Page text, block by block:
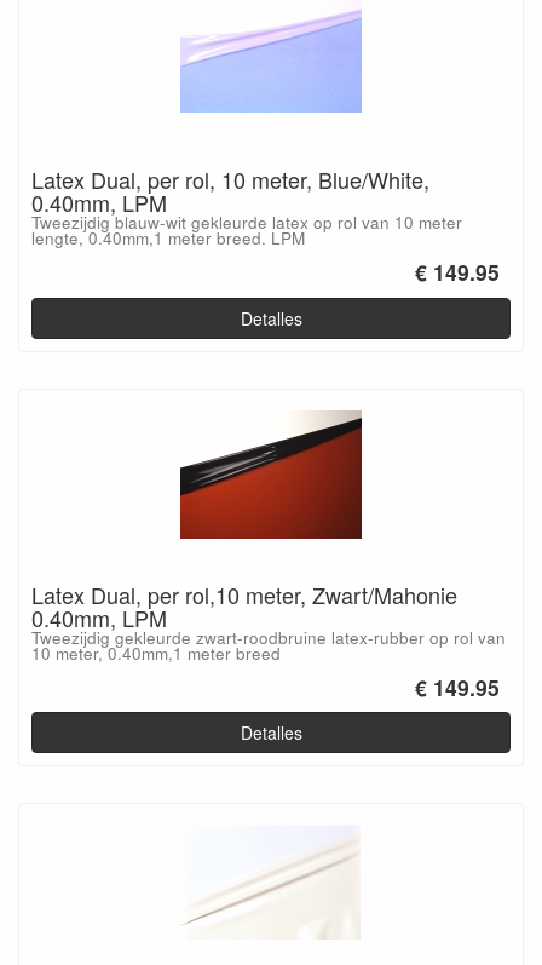
Latex Dual, per rol, 10 meter, Blue/White,
0.40mm, LPM
Tweezijdig blauw-wit gekleurde latex op rol van 10 meter
lengte, 0.40mm,1 meter breed. LPM
€ 149.95
Detalles
Latex Dual, per rol,10 meter, Zwart/Mahonie
0.40mm, LPM
Tweezijdig gekleurde zwart-roodbruine latex-rubber op rol van
10 meter, 0.40mm,1 meter breed
€ 149.95
Detalles